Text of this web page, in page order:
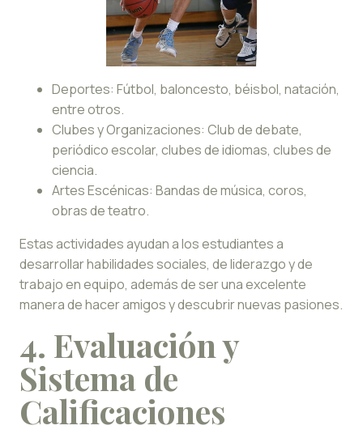
Deportes: Fútbol, baloncesto, béisbol, natación,
entre otros.
Clubes y Organizaciones: Club de debate,
periódico escolar, clubes de idiomas, clubes de
ciencia.
Artes Escénicas: Bandas de música, coros,
obras de teatro.
Estas actividades ayudan a los estudiantes a
desarrollar habilidades sociales, de liderazgo y de
trabajo en equipo, además de ser una excelente
manera de hacer amigos y descubrir nuevas pasiones.
4. Evaluación y
Sistema de
Calificaciones